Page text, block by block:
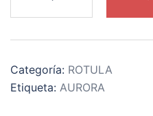
ROTULA
AURORA
B=3/4″
UNF-
Categoría: ROTULA
Etiqueta: AURORA